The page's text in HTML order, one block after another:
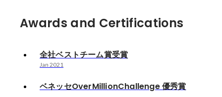
Awards and Certifications
全社ベストチーム賞受賞
Jan 2021
ベネッセOverMillionChallenge 優秀賞